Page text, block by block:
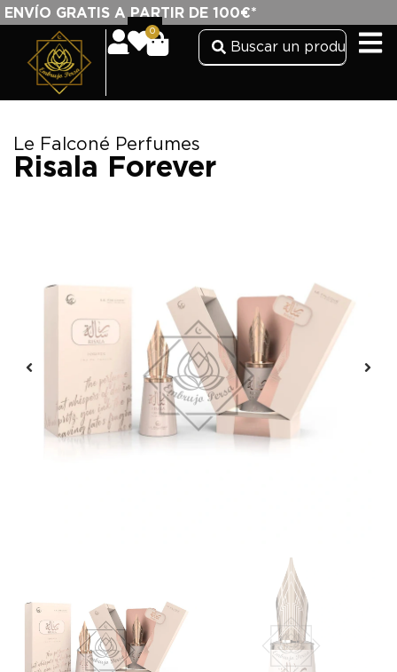
ENVÍO GRATIS A PARTIR DE 100€*
0
Le Falconé Perfumes
Risala Forever